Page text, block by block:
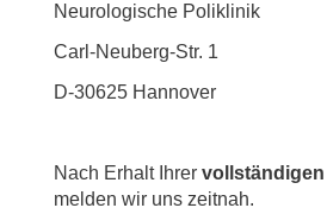
Neurologische Poliklinik
Carl-Neuberg-Str. 1
D-30625 Hannover
Nach Erhalt Ihrer
melden wir uns zeitnah.